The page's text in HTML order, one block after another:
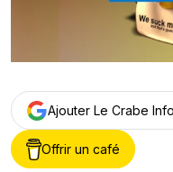
Ajouter Le Crabe
Offrir un café